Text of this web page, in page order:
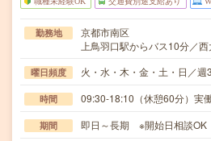
勤務地
京都市南区
上鳥羽口駅からバス10分／
曜日頻度 火・水・木・金・土・日／
時間 09:30-18:10（休憩60分）実
期間 即日～長期 ※開始日相談OK